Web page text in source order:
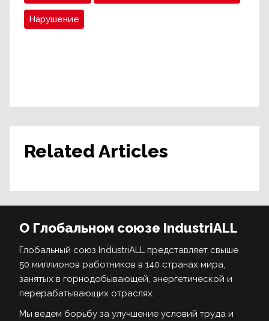
Нарушение
Related Articles
О Глобальном союзе IndustriALL
Глобальный союз IndustriALL представляет свыше
50 миллионов работников в 140 странах мира,
занятых в горнодобывающей, энергетической и
перерабатывающих отраслях.
Мы ведем борьбу за улучшение условий труда и